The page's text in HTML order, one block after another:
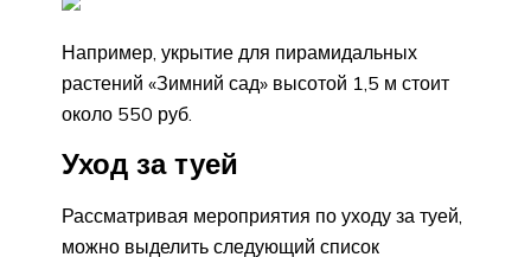
Например, укрытие для пирамидальных
растений «Зимний сад» высотой 1,5 м стоит
около 550 руб.
Уход за туей
Рассматривая мероприятия по уходу за туей,
можно выделить следующий список